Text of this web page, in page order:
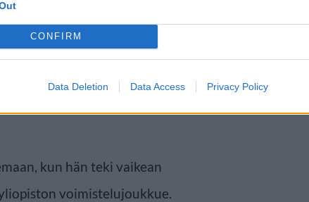
CONFIRM
Data Deletion Data Access Privacy Policy
mukaan ikoniseen
jälleen lehden sivuilla.
Livvy on jälleen juoksemassa
Katso alkuperäinen julkaisu
kun hän teki vaikean
voimistelujoukkue.